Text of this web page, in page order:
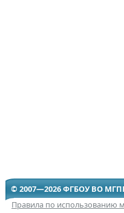
© 2007—2026 ФГБОУ ВО
Правила по использованию